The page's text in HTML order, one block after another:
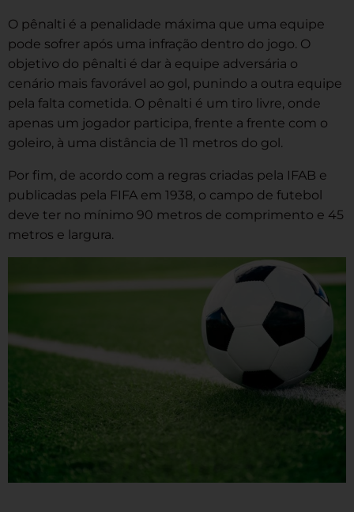
O pênalti é a penalidade máxima que uma equipe
pode sofrer após uma infração dentro do jogo. O
objetivo do pênalti é dar à equipe adversária o
cenário mais favorável ao gol, punindo a outra equipe
pela falta cometida. O pênalti é um tiro livre, onde
apenas um jogador participa, frente a frente com o
goleiro, à uma distância de 11 metros do gol.
Por fim, de acordo com a regras criadas pela IFAB e
publicadas pela FIFA em 1938, o campo de futebol
deve ter no mínimo 90 metros de comprimento e 45
metros e largura.